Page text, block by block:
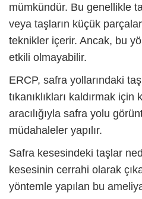
mümkündür. Bu genellikle
veya taşların küçük
teknikler içerir. Ancak, bu
etkili olmayabilir.
ERCP, safra yollarındaki
tıkanıklıkları kaldırmak için
aracılığıyla safra yolu
müdahaleler yapılır.
Safra kesesindeki taşlar
kesesinin cerrahi olarak
yöntemle yapılan bu